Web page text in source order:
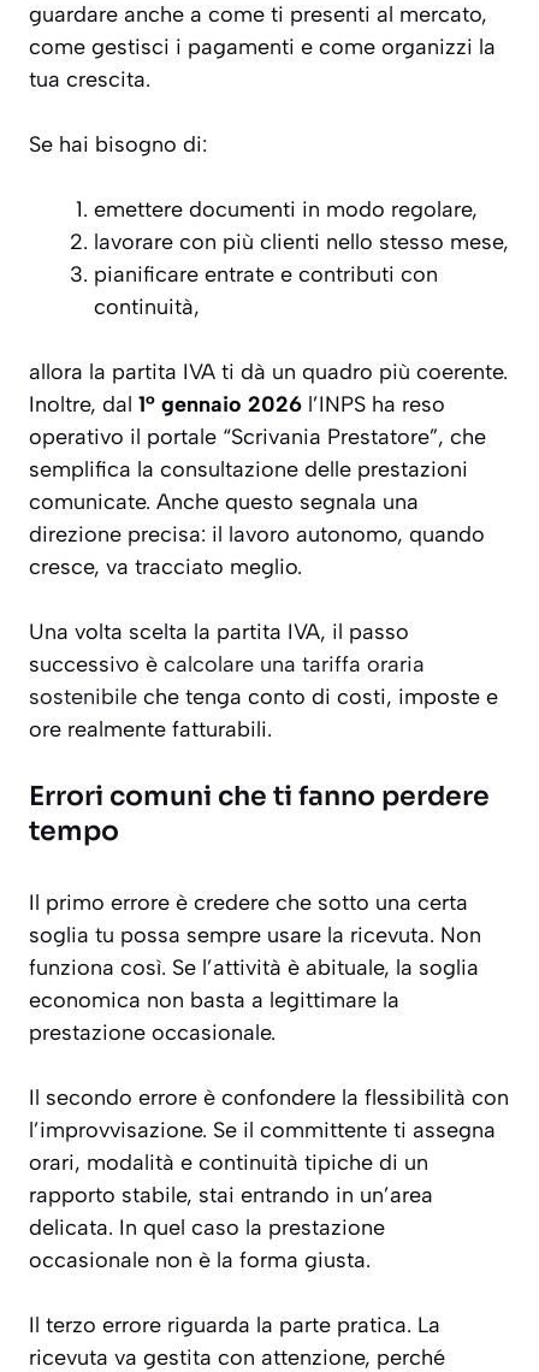
guardare anche a come ti presenti al mercato,
come gestisci i pagamenti e come organizzi la
tua crescita.
Se hai bisogno di:
emettere documenti in modo regolare,
lavorare con più clienti nello stesso mese,
pianificare entrate e contributi con
continuità,
allora la partita IVA ti dà un quadro più coerente.
Inoltre, dal 1° gennaio 2026 l’INPS ha reso
operativo il portale “Scrivania Prestatore”, che
semplifica la consultazione delle prestazioni
comunicate. Anche questo segnala una
direzione precisa: il lavoro autonomo, quando
cresce, va tracciato meglio.
Una volta scelta la partita IVA, il passo
successivo è calcolare una tariffa oraria
sostenibile che tenga conto di costi, imposte e
ore realmente fatturabili.
Errori comuni che ti fanno perdere
tempo
Il primo errore è credere che sotto una certa
soglia tu possa sempre usare la ricevuta. Non
funziona così. Se l’attività è abituale, la soglia
economica non basta a legittimare la
prestazione occasionale.
Il secondo errore è confondere la flessibilità con
l’improvvisazione. Se il committente ti assegna
orari, modalità e continuità tipiche di un
rapporto stabile, stai entrando in un’area
delicata. In quel caso la prestazione
occasionale non è la forma giusta.
Il terzo errore riguarda la parte pratica. La
ricevuta va gestita con attenzione, perché